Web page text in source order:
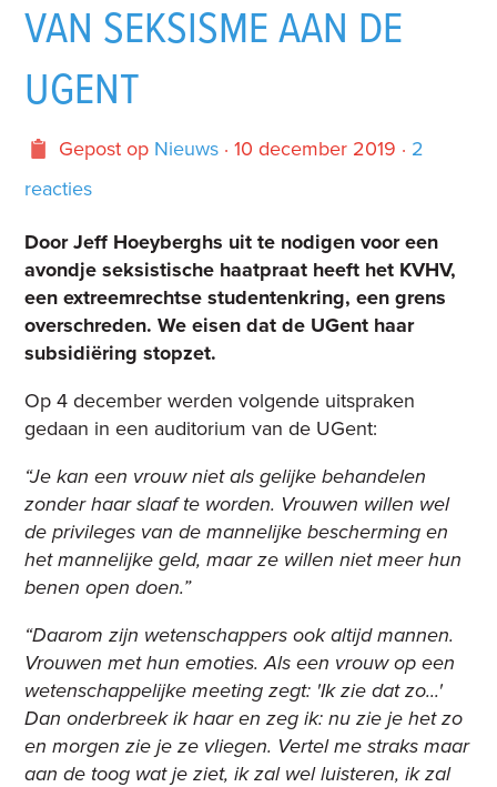
VAN SEKSISME AAN DE
UGENT
Gepost op Nieuws· 10 december 2019 · 2
reacties
Door Jeff Hoeyberghs uit te nodigen voor een
avondje seksistische haatpraat heeft het KVHV,
een extreemrechtse studentenkring, een grens
overschreden. We eisen dat de UGent haar
subsidiëring stopzet.
Op 4 december werden volgende uitspraken
gedaan in een auditorium van de UGent:
“Je kan een vrouw niet als gelijke behandelen
zonder haar slaaf te worden. Vrouwen willen wel
de privileges van de mannelijke bescherming en
het mannelijke geld, maar ze willen niet meer hun
benen open doen.”
“Daarom zijn wetenschappers ook altijd mannen.
Vrouwen met hun emoties. Als een vrouw op een
wetenschappelijke meeting zegt: 'Ik zie dat zo...'
Dan onderbreek ik haar en zeg ik: nu zie je het zo
en morgen zie je ze vliegen. Vertel me straks maar
aan de toog wat je ziet, ik zal wel luisteren, ik zal